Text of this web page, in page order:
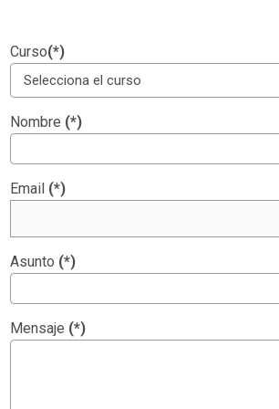
Curso(*)
Nombre (*)
Email (*)
Asunto (*)
Mensaje (*)